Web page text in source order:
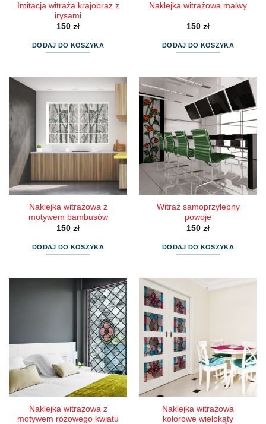
Imitacja witraża krajobraz z
irysami
150 zł
DODAJ DO KOSZYKA
Naklejka witrażowa malwy
150 zł
DODAJ DO KOSZYKA
Naklejka witrażowa z
motywem bambusów
150 zł
DODAJ DO KOSZYKA
Witraż samoprzylepny
powoje
150 zł
DODAJ DO KOSZYKA
Naklejka witrażowa z
motywem różowego kwiatu
Naklejka witrażowa
kolorowe wielokąty